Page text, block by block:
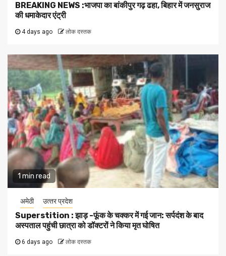
BREAKING NEWS :भाजपा का बांकीपुर गढ़ ढहा, बिहार में जनसुराज
की धमाकेदार एंट्री
4 days ago लोक दस्तक
1 min read
अमेठी उत्‍तर प्रदेश
Superstition : झाड़ -फूंक के चक्कर में गई जान: सर्पदंश के बाद
अस्पताल पहुंची छात्रा को डॉक्टरों ने किया मृत घोषित
6 days ago लोक दस्तक